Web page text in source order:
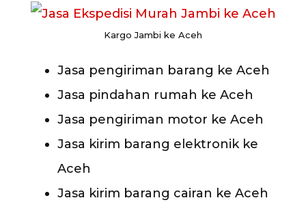
Kargo Jambi ke Aceh
Jasa pengiriman barang ke Aceh
Jasa pindahan rumah ke Aceh
Jasa pengiriman motor ke Aceh
Jasa kirim barang elektronik ke
Aceh
Jasa kirim barang cairan ke Aceh